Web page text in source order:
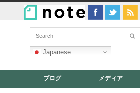
Japanese
ブログ メディア